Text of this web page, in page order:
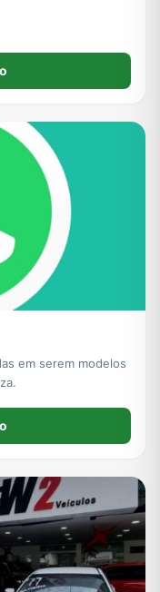
em serem modelos